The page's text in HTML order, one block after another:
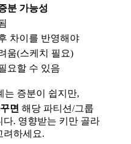
분 가능성
차이를 반영해야
움(스케치 필요)
요할 수 있음
는 증분이 쉽지만,
면 해당 파티션/그룹
. 영향받는 키만 골라
려하세요.